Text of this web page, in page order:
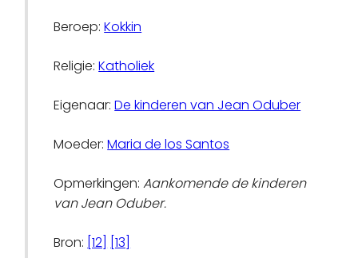
Beroep:Kokkin
Religie:Katholiek
Eigenaar:De kinderen van Jean Oduber
Moeder:Maria de los Santos
Opmerkingen:Aankomende de kinderen
van Jean Oduber.
Bron: [12] [13]